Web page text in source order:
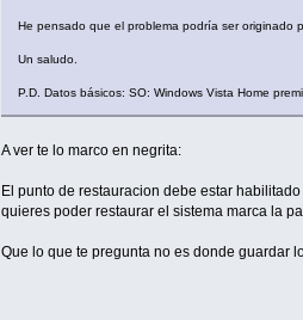
He pensado que el problema podría ser originado
Un saludo.
P.D. Datos básicos: SO: Windows Vista Home
A ver te lo marco en negrita:
El punto de restauracion debe estar
quieres poder restaurar el sistema marca la
Que lo que te pregunta no es donde guardar